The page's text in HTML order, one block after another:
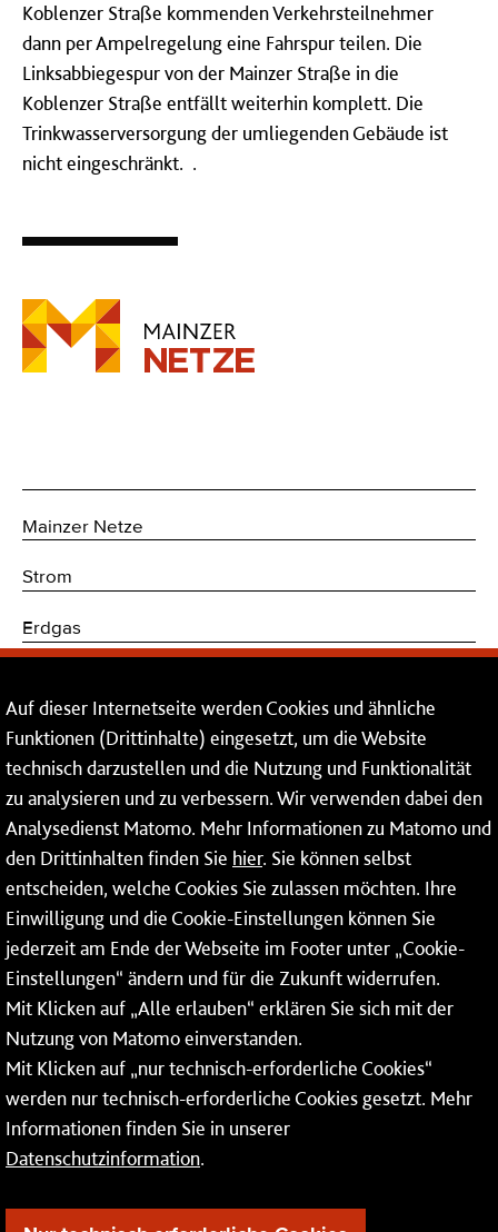
Koblenzer Straße kommenden Verkehrsteilnehmer
dann per Ampelregelung eine Fahrspur teilen. Die
Linksabbiegespur von der Mainzer Straße in die
Koblenzer Straße entfällt weiterhin komplett. Die
Trinkwasserversorgung der umliegenden Gebäude ist
nicht eingeschränkt. .
Mainzer Netze
Strom
Erdgas
Kommunikations- und Sicherheitstechnik
Service
Mainzer Netze GmbH
Rheinallee 41
55118 Mainz
Tel.:06131 - 12 74 74
Fax: 06131 - 12 74 77
Auf dieser Internetseite werden Cookies und ähnliche
Funktionen (Drittinhalte) eingesetzt, um die Website
technisch darzustellen und die Nutzung und Funktionalität
zu analysieren und zu verbessern. Wir verwenden dabei den
Analysedienst Matomo. Mehr Informationen zu Matomo und
den Drittinhalten finden Sie hier. Sie können selbst
entscheiden, welche Cookies Sie zulassen möchten. Ihre
Einwilligung und die Cookie-Einstellungen können Sie
jederzeit am Ende der Webseite im Footer unter „Cookie-
Einstellungen“ ändern und für die Zukunft widerrufen.
Mit Klicken auf „Alle erlauben“ erklären Sie sich mit der
Nutzung von Matomo einverstanden.
Mit Klicken auf „nur technisch-erforderliche Cookies“
werden nur technisch-erforderliche Cookies gesetzt. Mehr
Informationen finden Sie in unserer
Datenschutzinformation.